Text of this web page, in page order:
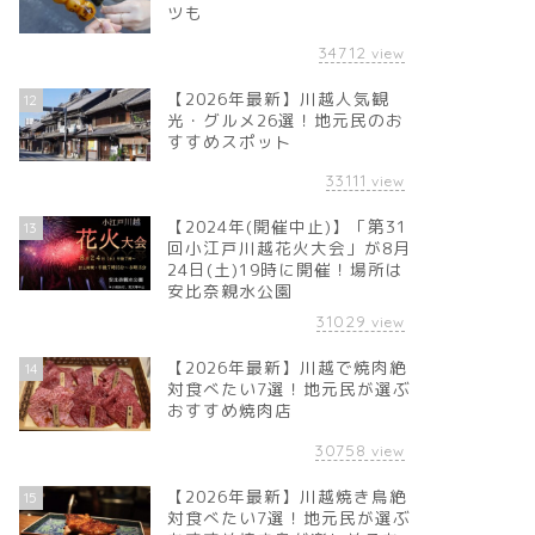
ツも
34712 view
12
【2026年最新】川越人気観
光・グルメ26選！地元民のお
すすめスポット
33111 view
13
【2024年(開催中止)】「第31
回小江戸川越花火大会」が8月
24日(土)19時に開催！場所は
安比奈親水公園
31029 view
14
【2026年最新】川越で焼肉絶
対食べたい7選！地元民が選ぶ
おすすめ焼肉店
30758 view
15
【2026年最新】川越焼き鳥絶
対食べたい7選！地元民が選ぶ